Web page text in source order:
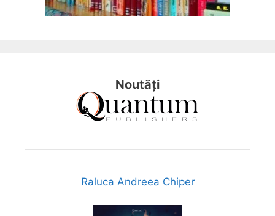
Noutăți
Raluca Andreea Chiper